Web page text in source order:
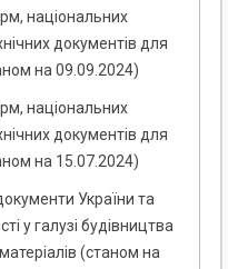
національних
документів для
на 09.09.2024)
національних
документів для
на 15.07.2024)
України та
у галузі будівництва
(станом на